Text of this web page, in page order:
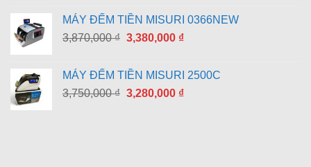
là:
8,790,000 ₫.là:
7,690,000 ₫.
MÁY ĐẾM TIỀN MISURI 0366NEW
3,870,000₫ Giá
là:
3,870,000 ₫.
3,380,000 ₫Giá
là:
3,380,000 ₫.
MÁY ĐẾM TIỀN MISURI 2500C
3,750,000₫ Giá
3,280,000 ₫Giá